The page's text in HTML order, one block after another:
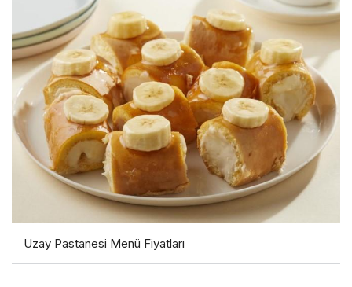
Uzay Pastanesi Menü Fiyatları